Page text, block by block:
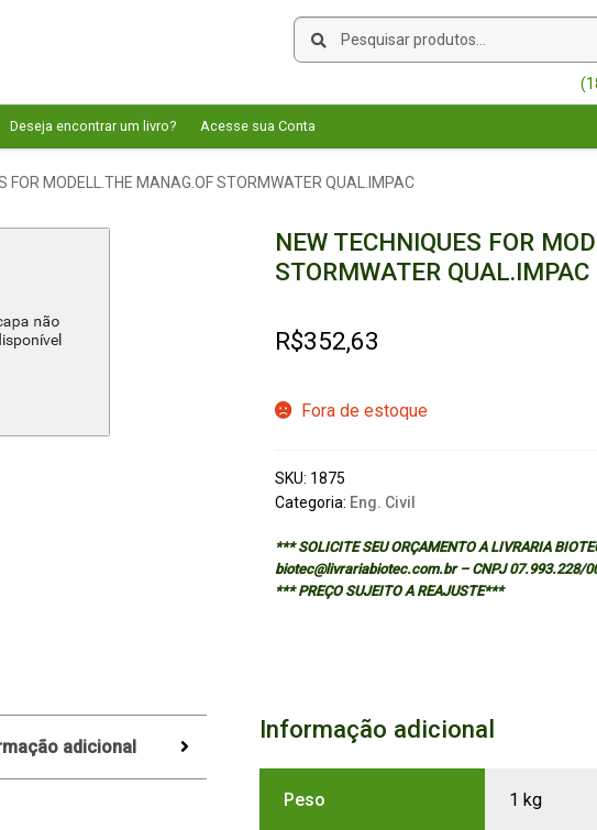
Pesquisar
Pesquisar
Deseja encontrar um livro? Acesse sua Conta
FOR MODELL.THE MANAG.OF STORMWATER QUAL.IMPAC
NEW TECHNIQUES FOR
STORMWATER QUAL.IMPAC
R$352,63
Fora de estoque
SKU: 1875
Categoria: Eng. Civil
*** SOLICITE SEU ORÇAMENTO A LIVRARIA
biotec@livrariabiotec.com.br – CNPJ 07.993.228/
*** PREÇO SUJEITO A REAJUSTE***
adicional
Informação adicional
Peso 1 kg